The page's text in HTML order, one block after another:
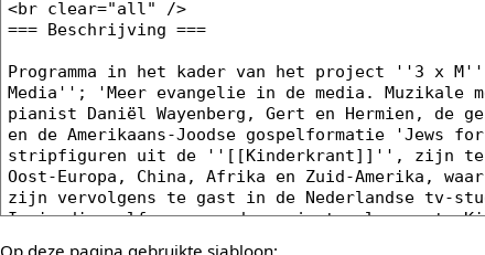
Op deze pagina gebruikte sjabloon: